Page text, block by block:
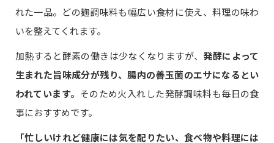
れた一品。どの麹調味料も幅広い食材に使え、料理の味わ
いを整えてくれます。
加熱すると酵素の働きは少なくなりますが、 発酵によって
生まれた旨味成分が残り、腸内の善玉菌のエサになるとい
われています。 そのため火入れした発酵調味料も毎日の食
事におすすめです。
「忙しいけれど健康には気を配りたい、食べ物や料理には